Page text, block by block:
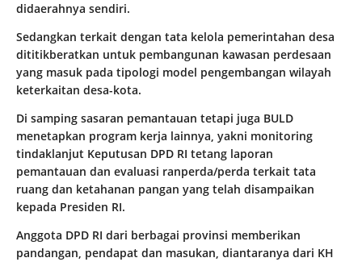
didaerahnya sendiri.
Sedangkan terkait dengan tata kelola pemerintahan desa
dititikberatkan untuk pembangunan kawasan perdesaan
yang masuk pada tipologi model pengembangan wilayah
keterkaitan desa-kota.
Di samping sasaran pemantauan tetapi juga BULD
menetapkan program kerja lainnya, yakni monitoring
tindaklanjut Keputusan DPD RI tetang laporan
pemantauan dan evaluasi ranperda/perda terkait tata
ruang dan ketahanan pangan yang telah disampaikan
kepada Presiden RI.
Anggota DPD RI dari berbagai provinsi memberikan
pandangan, pendapat dan masukan, diantaranya dari KH